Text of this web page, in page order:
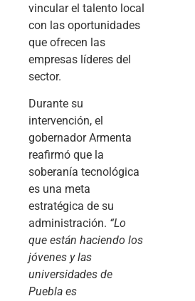
vincular el talento local
con las oportunidades
que ofrecen las
empresas líderes del
sector.
Durante su
intervención, el
gobernador Armenta
reafirmó que la
soberanía tecnológica
es una meta
estratégica de su
administración. “Lo
que están haciendo los
jóvenes y las
universidades de
Puebla es